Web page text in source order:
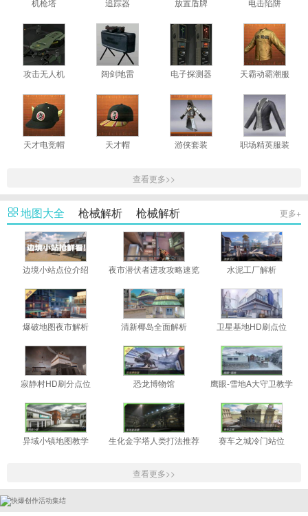
机枪塔 追踪器 放置盾牌 电击陷阱
攻击无人机 阔剑地雷 电子探测器 天霸动霸潮服
天才电竞帽 天才帽 游侠套装 职场精英服装
查看更多>>
地图大全 枪械解析 枪械解析 更多+
边境小站点位介绍 夜市潜伏者进攻攻略速览 水泥工厂解析
爆破地图夜市解析 清新椰岛全面解析 卫星基地HD刷点位
寂静村HD刷分点位 恐龙博物馆 鹰眼-雪地A大守卫教学
异域小镇地图教学 生化金字塔人类打法推荐 赛车之城冷门站位
查看更多>>